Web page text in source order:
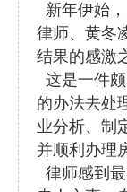
新年伊始
律师、黄冬
结果的感激
这是一件
的办法去处
业分析、制
并顺利办理
律师感到